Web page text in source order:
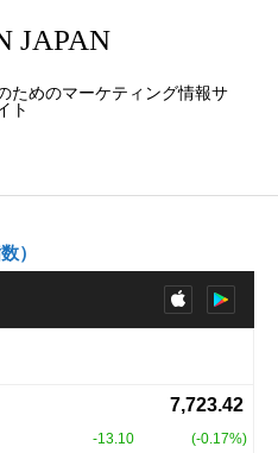
JAPAN
ためのマーケティング情報サ
ト
）